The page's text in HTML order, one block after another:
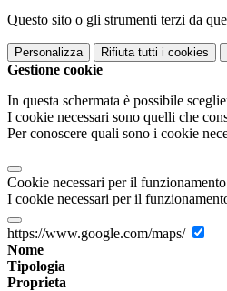
Questo sito o gli strumenti terzi da
Personalizza Rifiuta tutti i cookies
Gestione cookie
In questa schermata è possibile
I cookie necessari sono quelli che
Per conoscere quali sono i cookie
Cookie necessari per il funzionamento
I cookie necessari per il
https://www.google.com/maps/
Nome
Tipologia
Proprieta